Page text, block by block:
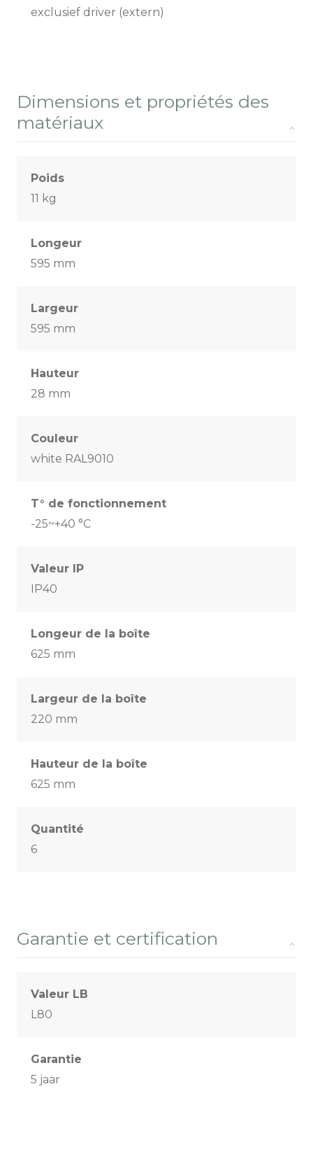
exclusief driver (extern)
Dimensions et propriétés des
matériaux
Poids
11 kg
Longeur
595 mm
Largeur
595 mm
Hauteur
28 mm
Couleur
white RAL9010
T° de fonctionnement
-25~+40 °C
Valeur IP
IP40
Longeur de la boîte
625 mm
Largeur de la boîte
220 mm
Hauteur de la boîte
625 mm
Quantité
6
Garantie et certification
Valeur LB
L80
Garantie
5 jaar